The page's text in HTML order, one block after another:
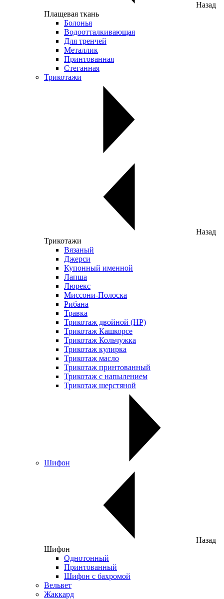
Назад
Плащевая ткань
Болонья
Водоотталкивающая
Для тренчей
Металлик
Принтованная
Стеганная
Трикотажи
Назад
Трикотажи
Вязаный
Джерси
Купонный именной
Лапша
Люрекс
Миссони-Полоска
Рибана
Травка
Трикотаж двойной (НР)
Трикотаж Кашкорсе
Трикотаж Кольчужка
Трикотаж кулирка
Трикотаж масло
Трикотаж принтованный
Трикотаж с напылением
Трикотаж шерстяной
Шифон
Назад
Шифон
Однотонный
Принтованный
Шифон с бахромой
Вельвет
Жаккард